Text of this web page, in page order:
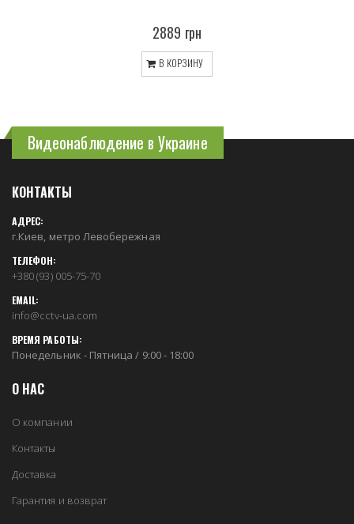
2889 грн
В КОРЗИНУ
Видеонаблюдение в Украине
КОНТАКТЫ
АДРЕС:
г.Киев, метро Левобережная
ТЕЛЕФОН:
+380 (93) 005-75-70
EMAIL:
info@cctv-ua.com
ВРЕМЯ РАБОТЫ:
Понедельник - Пятница / 9:00 - 18:00
О НАС
О компании
Контакты
Доставка
Гарантия и возврат